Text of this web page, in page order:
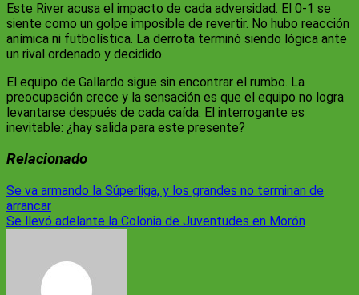
Este River acusa el impacto de cada adversidad. El 0-1 se
siente como un golpe imposible de revertir. No hubo reacción
anímica ni futbolística. La derrota terminó siendo lógica ante
un rival ordenado y decidido.
El equipo de Gallardo sigue sin encontrar el rumbo. La
preocupación crece y la sensación es que el equipo no logra
levantarse después de cada caída. El interrogante es
inevitable: ¿hay salida para este presente?
Relacionado
Navegación
de
Se va armando la Súperliga, y los grandes no terminan de
arrancar
Se llevó adelante la Colonia de Juventudes en Morón